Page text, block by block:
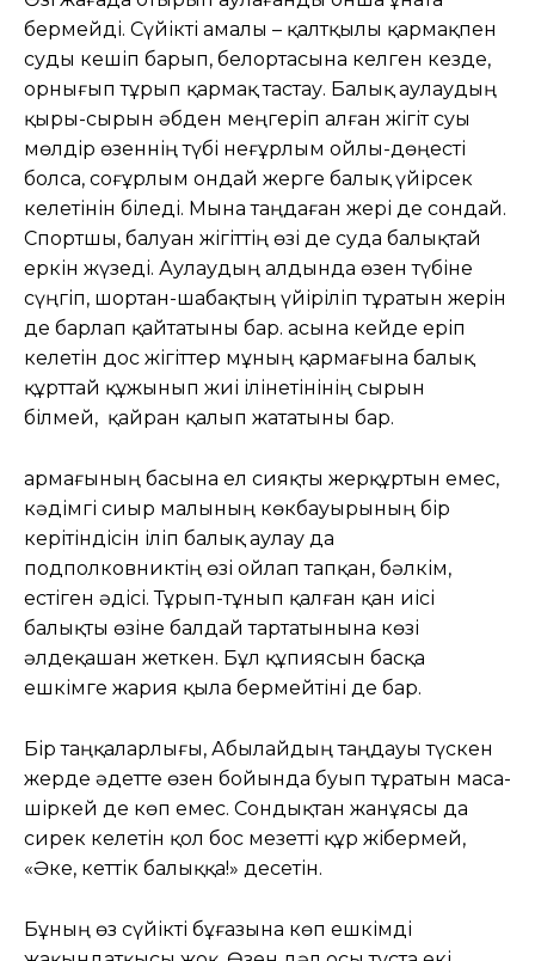
бермейді. Сүйікті амалы – қалтқылы қармақпен
суды кешіп барып, белортасына келген кезде,
орнығып тұрып қармақ тастау. Балық аулаудың
қыры-сырын әбден меңгеріп алған жігіт суы
мөлдір өзеннің түбі неғұрлым ойлы-дөңесті
болса, соғұрлым ондай жерге балық үйірсек
келетінін біледі. Мына таңдаған жері де сондай.
Спортшы, балуан жігіттің өзі де суда балықтай
еркін жүзеді. Аулаудың алдында өзен түбіне
сүңгіп, шортан-шабақтың үйіріліп тұратын жерін
де барлап қайтатыны бар. Қасына кейде еріп
келетін дос жігіттер мұның қармағына балық
құрттай құжынып жиі ілінетінінің сырын
білмей, қайран қалып жататыны бар.
Қармағының басына ел сияқты жерқұртын емес,
кәдімгі сиыр малының көкбауырының бір
керітіндісін іліп балық аулау да
подполковниктің өзі ойлап тапқан, бәлкім,
естіген әдісі. Тұрып-тұнып қалған қан иісі
балықты өзіне балдай тартатынына көзі
әлдеқашан жеткен. Бұл құпиясын басқа
ешкімге жария қыла бермейтіні де бар.
Бір таңқаларлығы, Абылайдың таңдауы түскен
жерде әдетте өзен бойында буып тұратын маса-
шіркей де көп емес. Сондықтан жанұясы да
сирек келетін қол бос мезетті құр жібермей,
«Әке, кеттік балыққа!» десетін.
Бұның өз сүйікті бұғазына көп ешкімді